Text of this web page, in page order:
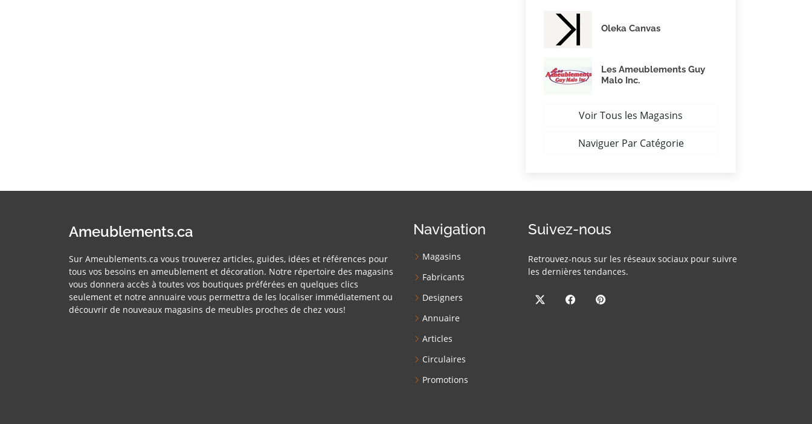
Oleka Canvas
Les Ameublements Guy
Malo Inc.
Voir Tous les Magasins
Naviguer Par Catégorie
Ameublements.ca
Sur Ameublements.ca vous trouverez articles, guides, idées et références pour
tous vos besoins en ameublement et décoration. Notre répertoire des magasins
vous donnera accès à toutes vos boutiques préférées en quelques clics
seulement et notre annuaire vous permettra de les localiser immédiatement ou
découvrir de nouveaux magasins de meubles proches de chez vous!
Navigation
Magasins
Fabricants
Designers
Annuaire
Articles
Circulaires
Promotions
Suivez-nous
Retrouvez-nous sur les réseaux sociaux pour suivre
les dernières tendances.